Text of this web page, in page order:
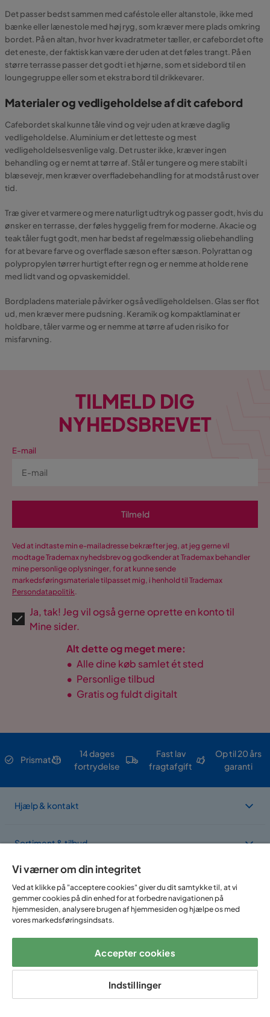
Det passer bedst sammen med caféstole eller altanstole, ikke med
bænke eller lænestole med høj ryg, som kræver mere plads omkring
bordet. På en altan, hvor hver kvadratmeter tæller, er cafebordet ofte
det eneste, der faktisk kan være der uden at det føles trangt. På en
større terrasse passer det godt i et hjørne, som et sidebord til en
loungegruppe eller som et ekstra bord til drikkevarer.
Materialer og vedligeholdelse af dit cafebord
Cafebordet skal kunne tåle vind og vejr uden at kræve daglig
vedligeholdelse. Aluminium er det letteste og mest
vedligeholdelsesvenlige valg. Det ruster ikke, kræver ingen
behandling og er nemt at tørre af. Stål er tungere og mere stabilt i
blæsevejr, men kræver overfladebehandling for at modstå rust over
tid.
Træ giver et varmere og mere naturligt udtryk og passer godt, hvis du
ønsker en terrasse, der føles hyggelig frem for moderne. Akacie og
teak tåler fugt godt, men har bedst af regelmæssig oliebehandling
for at bevare farve og overflade sæson efter sæson. Polyrattan og
polypropylen tørrer hurtigt efter regn og er nemme at holde rene
med lidt vand og opvaskemiddel.
Bordpladens materiale påvirker også vedligeholdelsen. Glas ser flot
ud, men kræver mere pudsning. Keramik og kompaktlaminat er
holdbare, tåler varme og er nemme at tørre af uden risiko for
misfarvning.
TILMELD DIG
NYHEDSBREVET
E-mail
Tilmeld
Ved at indtaste min e-mailadresse bekræfter jeg, at jeg gerne vil
modtage Trademax nyhedsbrev og godkender at Trademax behandler
mine personlige oplysninger, for at kunne sende
markedsføringsmateriale tilpasset mig, i henhold til Trademax
Persondatapolitik.
Ja, tak! Jeg vil også gerne oprette en konto til
Mine sider.
Alt dette og meget mere:
• Alle dine køb samlet ét sted
• Personlige tilbud
• Gratis og fuldt digitalt
Prismatch
14 dages
fortrydelse
Fast lav
fragtafgift
Op til 20 års
garanti
Hjælp & kontakt
Sortiment & tilbud
Vi findes i flere forskellige lande
Vi værner om din integritet
Ved at klikke på "acceptere cookies" giver du dit samtykke til, at vi
gemmer cookies på din enhed for at forbedre navigationen på
hjemmesiden, analysere brugen af hjemmesiden og hjælpe os med
vores markedsføringsindsats.
Accepter cookies
Indstillinger